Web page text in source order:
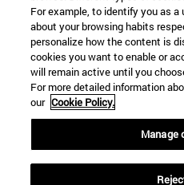
For example, to identify you as a
about your browsing habits
personalize how the content is
cookies you want to enable or
will remain active until you
For more detailed information
our Cookie Policy.
Manage